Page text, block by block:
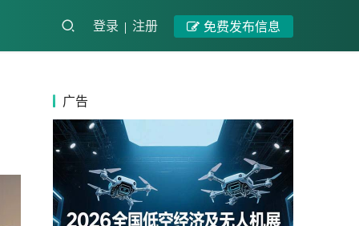
登录 注册 免费发布信息
广告